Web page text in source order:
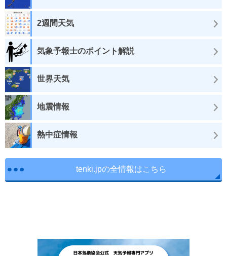
2週間天気
気象予報士のポイント解説
世界天気
地震情報
熱中症情報
tenki.jpの全情報はこちら